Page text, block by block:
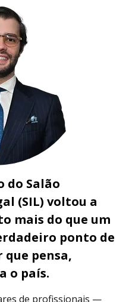
do Salão
(SIL) voltou a
mais do que um
ponto de
pensa,
o país.
de profissionais —